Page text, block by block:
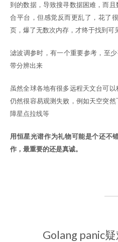
到的数据，导致搜寻数据困难，而
合平台，但感觉反而更乱了，花了
页，爆了无数次内存，才终于找到可
滤波调参时，有一个重要参考，至
带分辨出来
虽然全球各地有很多远程天文台可
仍然很容易观测失败，例如天空突
障星点拉线等
用恒星光谱作为礼物可能是个还不
作，最重要的还是真诚。
Golang panic疑